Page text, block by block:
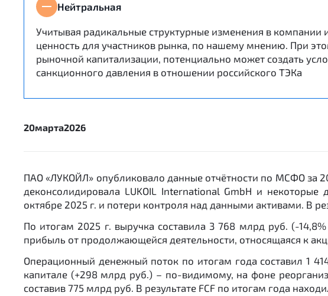
Нейтральная
Учитывая радикальные структурные изменения в
ценность для участников рынка, по нашему мнению. При
рыночной капитализации, потенциально может создать
санкционного давления в отношении российского ТЭКа
20марта2026
ПАО «ЛУКОЙЛ» опубликовало данные отчётности по МСФО за
деконсолидировала LUKOIL International GmbH и
октябре 2025 г. и потери контроля над данными активами. В
По итогам 2025 г. выручка составила 3 768 млрд руб. (-
прибыль от продолжающейся деятельности, относящаяся к
Операционный денежный поток по итогам года составил 1
капитале (+298 млрд руб.) – по-видимому, на фоне
составив 775 млрд руб. В результате FCF по итогам года